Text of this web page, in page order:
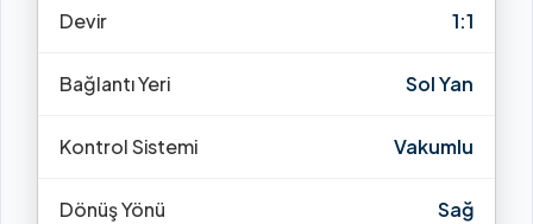
Devir 1:1
Bağlantı Yeri Sol Yan
Kontrol Sistemi Vakumlu
Dönüş Yönü Sağ